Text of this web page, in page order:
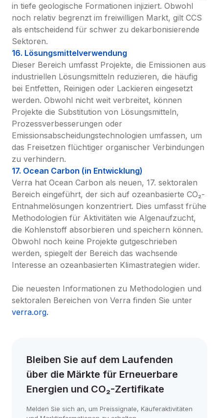
in tiefe geologische Formationen injiziert. Obwohl
noch relativ begrenzt im freiwilligen Markt, gilt CCS
als entscheidend für schwer zu dekarbonisierende
Sektoren.
16. Lösungsmittelverwendung
Dieser Bereich umfasst Projekte, die Emissionen aus
industriellen Lösungsmitteln reduzieren, die häufig
bei Entfetten, Reinigen oder Lackieren eingesetzt
werden. Obwohl nicht weit verbreitet, können
Projekte die Substitution von Lösungsmitteln,
Prozessverbesserungen oder
Emissionsabscheidungstechnologien umfassen, um
das Freisetzen flüchtiger organischer Verbindungen
zu verhindern.
17. Ocean Carbon (in Entwicklung)
Verra hat Ocean Carbon als neuen, 17. sektoralen
Bereich eingeführt, der sich auf ozeanbasierte CO₂-
Entnahmelösungen konzentriert. Dies umfasst frühe
Methodologien für Aktivitäten wie Algenaufzucht,
die Kohlenstoff absorbieren und speichern können.
Obwohl noch keine Projekte gutgeschrieben
werden, spiegelt der Bereich das wachsende
Interesse an ozeanbasierten Klimastrategien wider.
Die neuesten Informationen zu Methodologien und
verra.org.
Bleiben Sie auf dem Laufenden
über die Märkte für Erneuerbare
Energien und CO₂-Zertifikate
Melden Sie sich an, um Preissignale, Käuferaktivitäten